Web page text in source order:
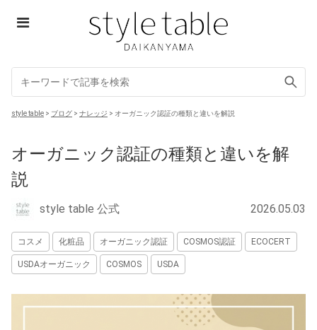
Skip
style table > ブログ > ナレッジ > オーガニック認証の種類と違いを解説
オーガニック認証の種類と違いを解
説
style table 公式 2026.05.03
コスメ 化粧品 オーガニック認証 COSMOS認証 ECOCERT
USDAオーガニック COSMOS USDA